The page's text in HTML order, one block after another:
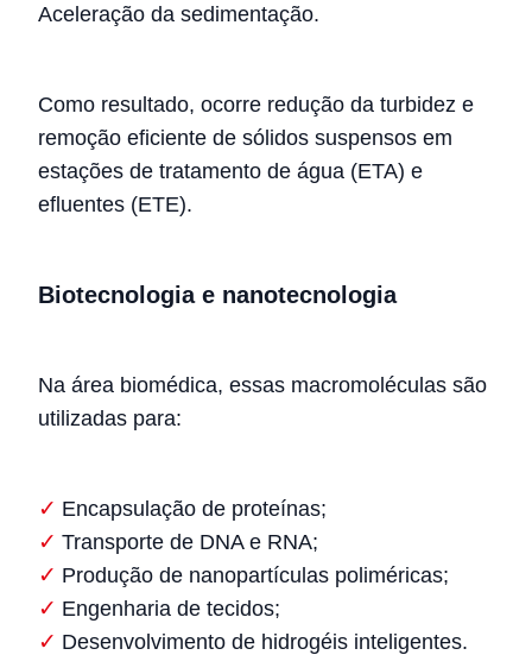
Aceleração da sedimentação.
Como resultado, ocorre redução da turbidez e
remoção eficiente de sólidos suspensos em
estações de tratamento de água (ETA) e
efluentes (ETE).
Biotecnologia e nanotecnologia
Na área biomédica, essas macromoléculas são
utilizadas para:
Encapsulação de proteínas;
Transporte de DNA e RNA;
Produção de nanopartículas poliméricas;
Engenharia de tecidos;
Desenvolvimento de hidrogéis inteligentes.